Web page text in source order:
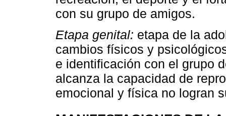
con su grupo de amigos.
Etapa genital: etapa de la
cambios físicos y
e identificación con el grupo
alcanza la capacidad de
emocional y física no logran